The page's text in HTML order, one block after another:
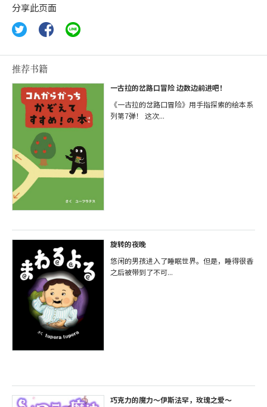
分享此页面
推荐书籍
一古拉的岔路口冒险 边数边前进吧！
《一古拉的岔路口冒险》用手指探索的绘本系
列第7弹！ 这次...
旋转的夜晚
悠闲的男孩进入了睡眠世界。但是，睡得很香
之后被带到了不可...
巧克力的魔力～伊斯法罕，玫瑰之爱～